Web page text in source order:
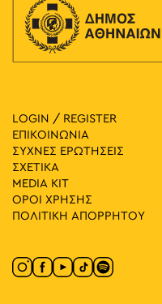
LOGIN / REGISTER
ΕΠΙΚΟΙΝΩΝΙΑ
ΣΥΧΝΕΣ ΕΡΩΤΗΣΕΙΣ
ΣΧΕΤΙΚΑ
MEDIA ΚIT
ΟΡΟΙ ΧΡΗΣΗΣ
ΠΟΛΙΤΙΚΗ ΑΠΟΡΡΗΤΟΥ